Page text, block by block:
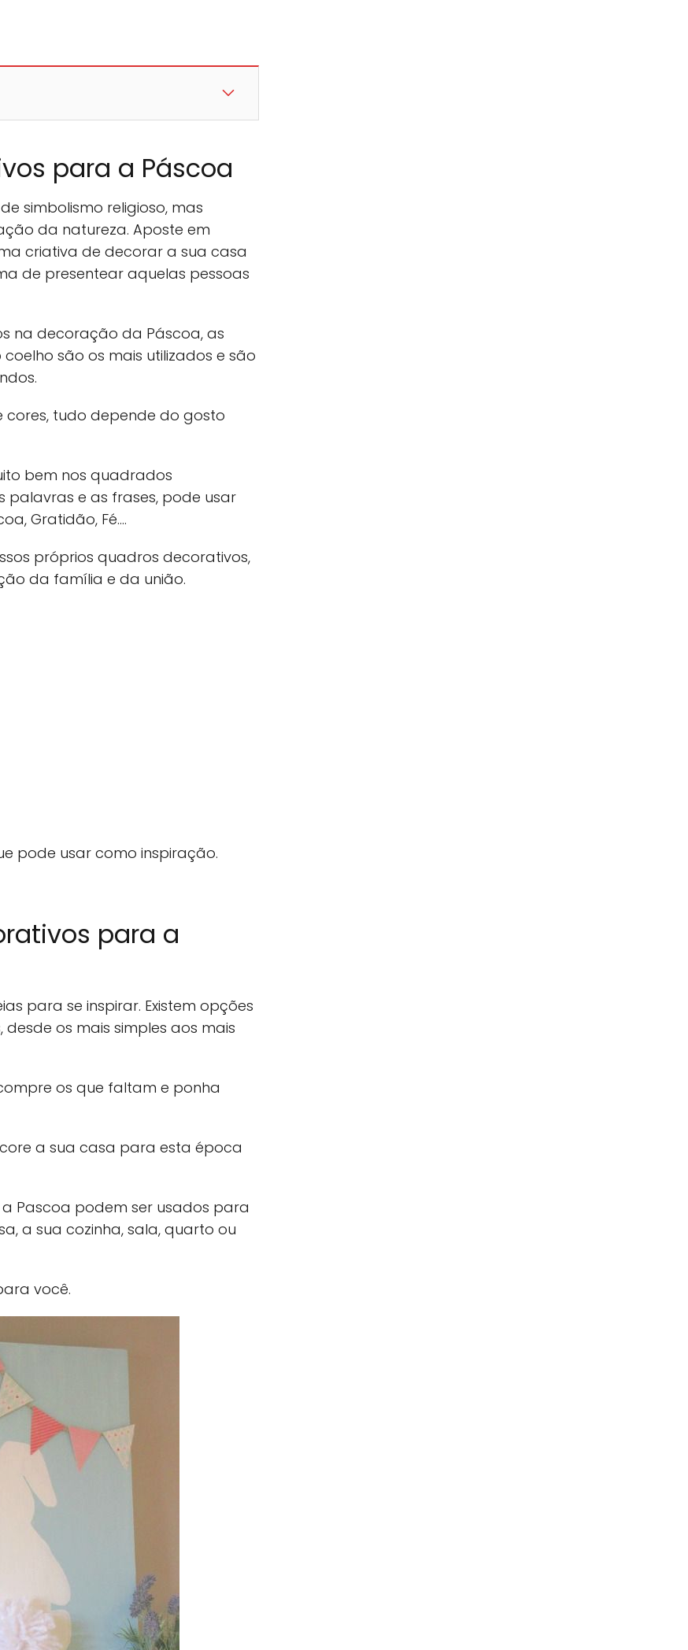
para a Páscoa
simbolismo religioso, mas
da natureza. Aposte em
criativa de decorar a sua casa
de presentear aquelas pessoas
na decoração da Páscoa, as
coelho são os mais utilizados e são
cores, tudo depende do gosto
bem nos quadrados
e as frases, pode usar
Gratidão, Fé….
próprios quadros decorativos,
da família e da união.
pode usar como inspiração.
para a
para se inspirar. Existem opções
os mais simples aos mais
os que faltam e ponha
a sua casa para esta época
Pascoa podem ser usados para
a sua cozinha, sala, quarto ou
você.